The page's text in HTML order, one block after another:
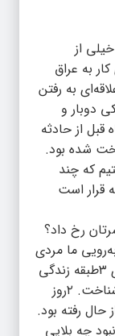
از
به عراق
به رفتن
دوبار و
چند روز رفتم اما ازحدود ۲ماه قبل از حادثه
شده بود.
که چند
قرار است
رخ داد؟
ما مردی
به اسم گوران بود. او و همسرش در خانه‌ای ۳طبقه زندگی
می‌کردند و همسر من همسر گوران را می‌شناخت. ۲روز
رفته بود.
چه بلایی